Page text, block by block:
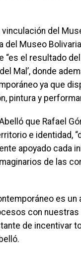
vinculación del
del Museo
“es el resultado
Mal’, donde
ya que
pintura y
que Rafael
e identidad,
apoyado cada
de las
es
con
de incentivar